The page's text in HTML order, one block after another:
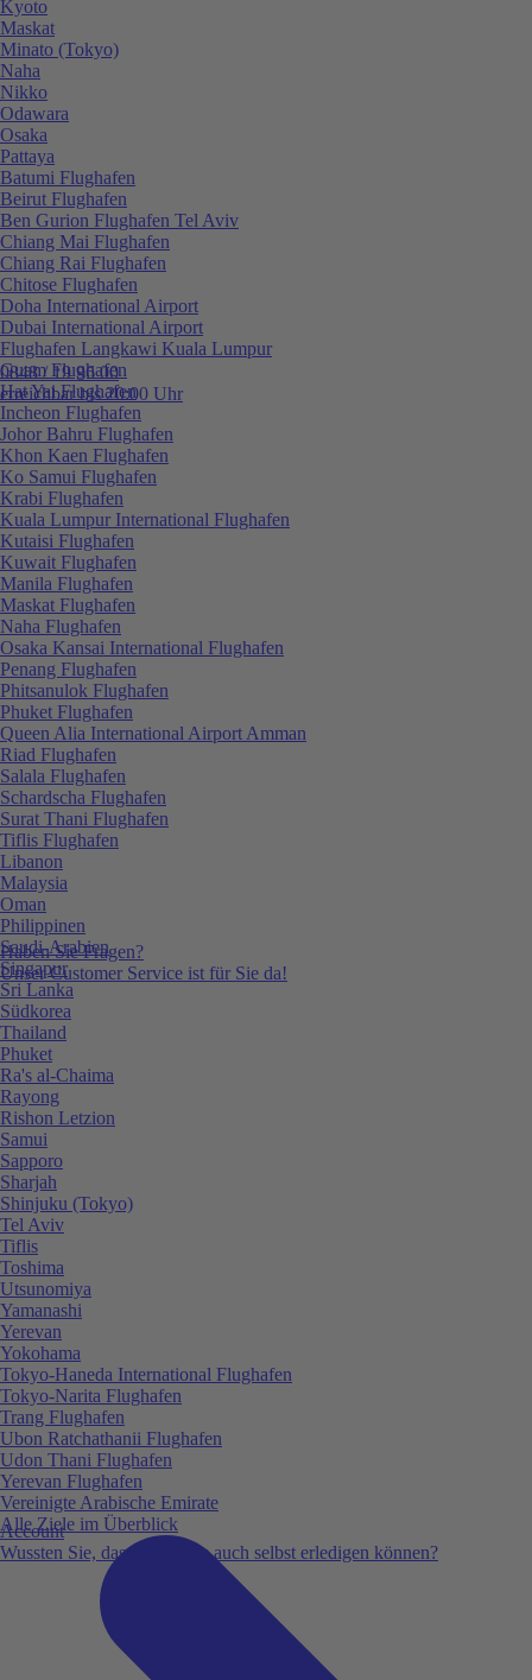
0848 / 19 96 00
erreichbar bis 20:00 Uhr
Haben Sie Fragen?
Unser Customer Service ist für Sie da!
Account
Wussten Sie, dass Sie vieles auch selbst erledigen können?
Kyoto
Maskat
Minato (Tokyo)
Naha
Nikko
Odawara
Osaka
Pattaya
Batumi Flughafen
Beirut Flughafen
Ben Gurion Flughafen Tel Aviv
Chiang Mai Flughafen
Chiang Rai Flughafen
Chitose Flughafen
Doha International Airport
Dubai International Airport
Flughafen Langkawi Kuala Lumpur
Guam Flughafen
Hat Yai Flughafen
Incheon Flughafen
Johor Bahru Flughafen
Khon Kaen Flughafen
Ko Samui Flughafen
Krabi Flughafen
Kuala Lumpur International Flughafen
Kutaisi Flughafen
Kuwait Flughafen
Manila Flughafen
Maskat Flughafen
Naha Flughafen
Osaka Kansai International Flughafen
Penang Flughafen
Phitsanulok Flughafen
Phuket Flughafen
Queen Alia International Airport Amman
Riad Flughafen
Salala Flughafen
Schardscha Flughafen
Surat Thani Flughafen
Tiflis Flughafen
Libanon
Malaysia
Oman
Philippinen
Saudi-Arabien
Singapur
Sri Lanka
Südkorea
Thailand
Phuket
Ra's al-Chaima
Rayong
Rishon Letzion
Samui
Sapporo
Sharjah
Shinjuku (Tokyo)
Tel Aviv
Tiflis
Toshima
Utsunomiya
Yamanashi
Yerevan
Yokohama
Tokyo-Haneda International Flughafen
Tokyo-Narita Flughafen
Trang Flughafen
Ubon Ratchathanii Flughafen
Udon Thani Flughafen
Yerevan Flughafen
Vereinigte Arabische Emirate
Alle Ziele im Überblick